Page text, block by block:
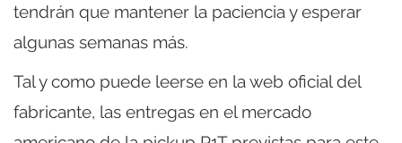
tendrán que mantener la paciencia y esperar
algunas semanas más.
Tal y como puede leerse en la web oficial del
fabricante, las entregas en el mercado